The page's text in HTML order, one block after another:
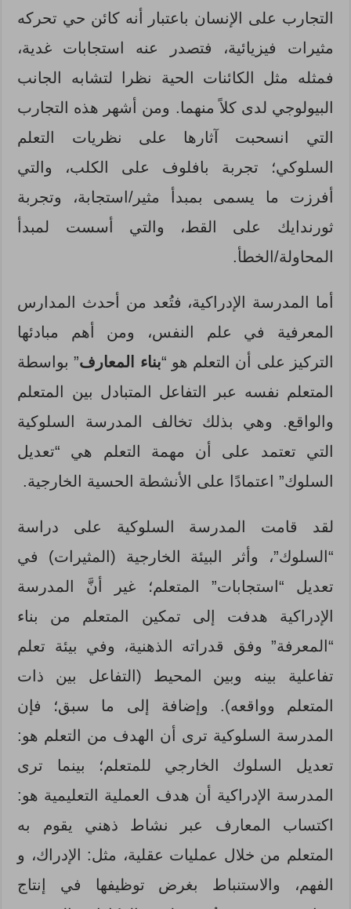
التجارب على الإنسان باعتبار أنه كائن حي تحركه
مثيرات فيزيائية، فتصدر عنه استجابات غدية،
فمثله مثل الكائنات الحية نظرا لتشابه الجانب
البيولوجي لدى كلاً منهما. ومن أشهر هذه التجارب
التي انسحبت آثارها على نظريات التعلم
السلوكي؛ تجربة بافلوف على الكلب، والتي
أفرزت ما يسمى بمبدأ مثير/استجابة، وتجربة
ثورندايك على القط، والتي أسست لمبدأ
المحاولة/الخطأ.
أما المدرسة الإدراكية، فتُعد من أحدث المدارس
المعرفية في علم النفس، ومن أهم مبادئها
التركيز على أن التعلم هو “بناء المعارف” بواسطة
المتعلم نفسه عبر التفاعل المتبادل بين المتعلم
والواقع. وهي بذلك تخالف المدرسة السلوكية
التي تعتمد على أن مهمة التعلم هي “تعديل
السلوك” اعتمادًا على الأنشطة الحسية الخارجية.
لقد قامت المدرسة السلوكية على دراسة
“السلوك”، وأثر البيئة الخارجية (المثيرات) في
تعديل “استجابات” المتعلم؛ غير أنَّ المدرسة
الإدراكية هدفت إلى تمكين المتعلم من بناء
“المعرفة” وفق قدراته الذهنية، وفي بيئة تعلم
تفاعلية بينه وبين المحيط (التفاعل بين ذات
المتعلم وواقعه). وإضافة إلى ما سبق؛ فإن
المدرسة السلوكية ترى أن الهدف من التعلم هو:
تعديل السلوك الخارجي للمتعلم؛ بينما ترى
المدرسة الإدراكية أن هدف العملية التعليمية هو:
اكتساب المعارف عبر نشاط ذهني يقوم به
المتعلم من خلال عمليات عقلية، مثل: الإدراك، و
الفهم، والاستنباط بغرض توظيفها في إنتاج